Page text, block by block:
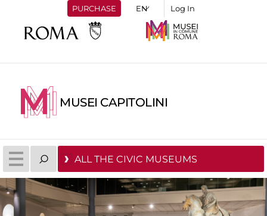
PURCHASE Log In
MUSEI CAPITOLINI
ALL THE CIVIC MUSEUMS